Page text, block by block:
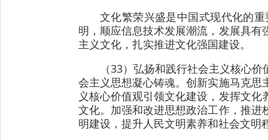
文化繁荣兴盛是中国式现代化的
明，顺应信息技术发展潮流，发展具
主义文化，扎实推进文化强国建设。
（33）弘扬和践行社会主义核心
会主义思想凝心铸魂。创新实施马克
义核心价值观引领文化建设，发挥文
文化。加强和改进思想政治工作，推
明建设，提升人民文明素养和社会文